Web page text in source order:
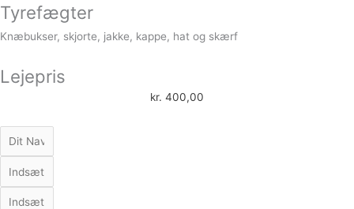
Tyrefægter
Knæbukser, skjorte, jakke, kappe, hat og skærf
Lejepris
kr. 400,00